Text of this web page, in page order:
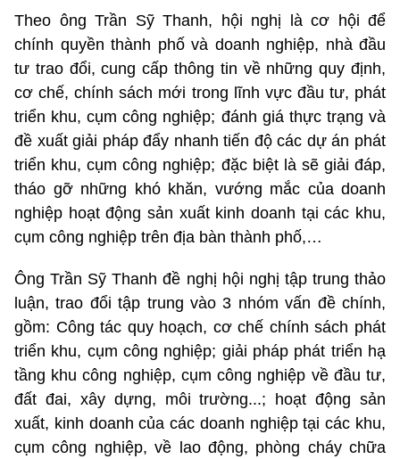
Theo ông Trần Sỹ Thanh, hội nghị là cơ hội để
chính quyền thành phố và doanh nghiệp, nhà đầu
tư trao đổi, cung cấp thông tin về những quy định,
cơ chế, chính sách mới trong lĩnh vực đầu tư, phát
triển khu, cụm công nghiệp; đánh giá thực trạng và
đề xuất giải pháp đẩy nhanh tiến độ các dự án phát
triển khu, cụm công nghiệp; đặc biệt là sẽ giải đáp,
tháo gỡ những khó khăn, vướng mắc của doanh
nghiệp hoạt động sản xuất kinh doanh tại các khu,
cụm công nghiệp trên địa bàn thành phố,…
Ông Trần Sỹ Thanh đề nghị hội nghị tập trung thảo
luận, trao đổi tập trung vào 3 nhóm vấn đề chính,
gồm: Công tác quy hoạch, cơ chế chính sách phát
triển khu, cụm công nghiệp; giải pháp phát triển hạ
tầng khu công nghiệp, cụm công nghiệp về đầu tư,
đất đai, xây dựng, môi trường...; hoạt động sản
xuất, kinh doanh của các doanh nghiệp tại các khu,
cụm công nghiệp, về lao động, phòng cháy chữa